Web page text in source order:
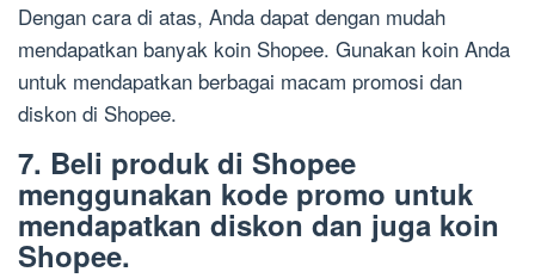
Dengan cara di atas, Anda dapat dengan mudah
mendapatkan banyak koin Shopee. Gunakan koin Anda
untuk mendapatkan berbagai macam promosi dan
diskon di Shopee.
7. Beli produk di Shopee
menggunakan kode promo untuk
mendapatkan diskon dan juga koin
Shopee.